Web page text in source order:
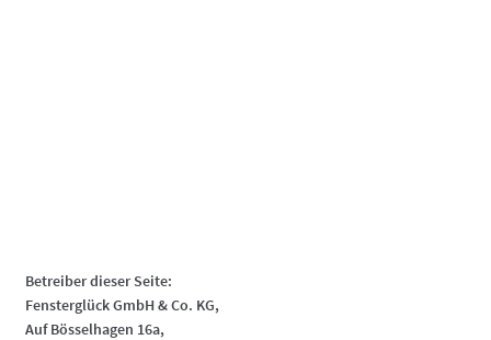
Betreiber dieser Seite:
Fensterglück GmbH & Co. KG,
Auf Bösselhagen 16a,